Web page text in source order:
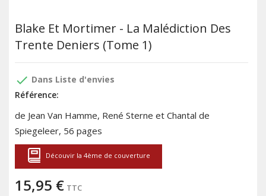
Blake Et Mortimer - La Malédiction Des
Trente Deniers (Tome 1)
done Dans Liste d'envies
Référence:
de Jean Van Hamme, René Sterne et Chantal de
Spiegeleer, 56 pages
Découvir la 4ème de couverture
15,95 € TTC